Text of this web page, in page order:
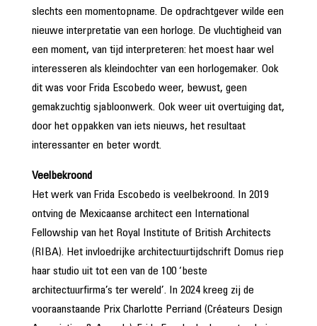
slechts een momentopname. De opdrachtgever wilde een
nieuwe interpretatie van een horloge. De vluchtigheid van
een moment, van tijd interpreteren: het moest haar wel
interesseren als kleindochter van een horlogemaker. Ook
dit was voor Frida Escobedo weer, bewust, geen
gemakzuchtig sjabloonwerk. Ook weer uit overtuiging dat,
door het oppakken van iets nieuws, het resultaat
interessanter en beter wordt.
Veelbekroond
Het werk van Frida Escobedo is veelbekroond. In 2019
ontving de Mexicaanse architect een International
Fellowship van het Royal Institute of British Architects
(RIBA). Het invloedrijke architectuurtijdschrift Domus riep
haar studio uit tot een van de 100 ‘beste
architectuurfirma’s ter wereld’. In 2024 kreeg zij de
vooraanstaande Prix Charlotte Perriand (Créateurs Design